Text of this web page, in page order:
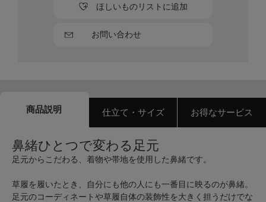
お問い合わせ
ほしいものリストに追加
商品説明 仕立て・サイズ お得なサービス
鼻緒ひとつで変わる足元
足元からこだわる、着物や帯地を使用した鼻緒です。
草履を履いたとき、自分にも他の人にも一番目に映るのが鼻緒。
足元のコーディネートや草履自体の装飾性を大きく担うだけでな